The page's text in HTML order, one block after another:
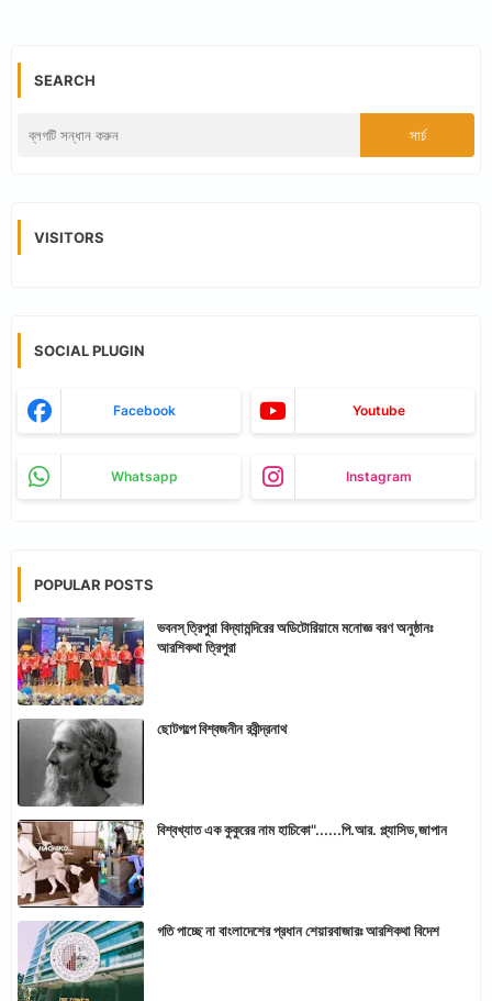
SEARCH
VISITORS
SOCIAL PLUGIN
Facebook Youtube
Whatsapp Instagram
POPULAR POSTS
ভবনস্ ত্রিপুরা বিদ্যামন্দিরের অডিটোরিয়ামে মনোজ্ঞ বরণ অনুষ্ঠানঃ
আরশিকথা ত্রিপুরা
ছোটগল্পে বিশ্বজনীন রবীন্দ্রনাথ
বিশ্বখ্যাত এক কুকুরের নাম হাচিকো"......পি.আর. প্ল্যাসিড,জাপান
গতি পাচ্ছে না বাংলাদেশের প্রধান শেয়ারবাজারঃ আরশিকথা বিদেশ